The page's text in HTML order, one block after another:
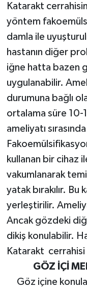
Katarakt
yöntem
damla ile
hastanın diğer
iğne hatta bazen
uygulanabilir.
durumuna bağlı
ortalama süre 10-
ameliyatı
kullanan bir cihaz
vakumlanarak
yatak bırakılır.
yerleştirilir.
Ancak gözdeki
dikiş konulabilir.
Katarakt cerrahisi
GÖZ İÇİ
Göz içine